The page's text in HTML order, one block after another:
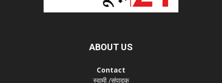
ABOUT US
Contact
स्वामी /संपादक